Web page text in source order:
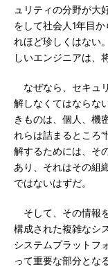
ュリティの分野が大
をして社会人1年目
れほど珍しくはない
しいエンジニアは、
なぜなら、セキュ
解しなくてはならな
きものは、個人、機
れらは詰まるところ
解するためには、そ
あり、それはその組
ではないはずだ。
そして、その情報
構成された複雑なシ
システムプラットフ
って重要な部分とな